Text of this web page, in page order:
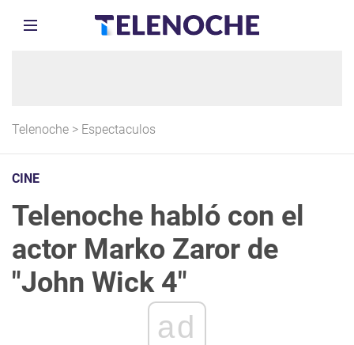
Telenoche > Espectaculos
CINE
Telenoche habló con el
actor Marko Zaror de
"John Wick 4"
ad